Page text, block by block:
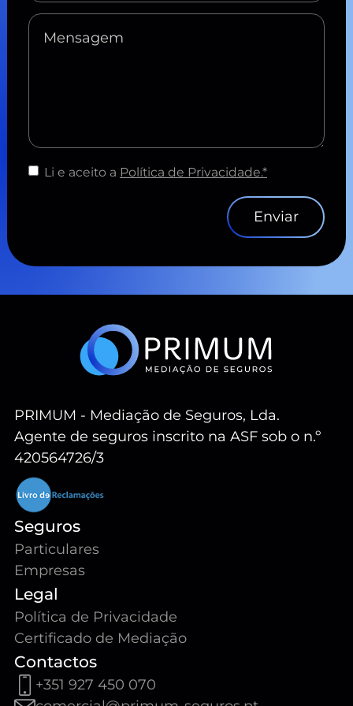
Li e aceito a Política de Privacidade.*
PRIMUM - Mediação de Seguros, Lda.
Agente de seguros inscrito na ASF sob o n.º
420564726/3
Seguros
Particulares
Empresas
Legal
Política de Privacidade
Certificado de Mediação
Contactos
+351 927 450 070